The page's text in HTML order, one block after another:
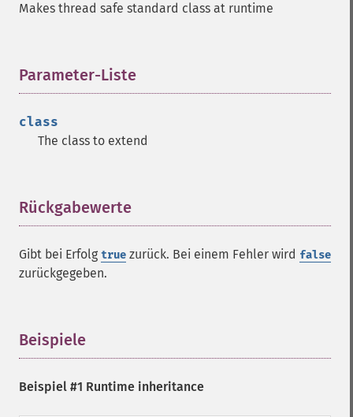
Makes thread safe standard class at runtime
Parameter-Liste
class
The class to extend
Rückgabewerte
Gibt bei Erfolg true zurück. Bei einem Fehler wird false
zurückgegeben.
Beispiele
Beispiel #1 Runtime inheritance